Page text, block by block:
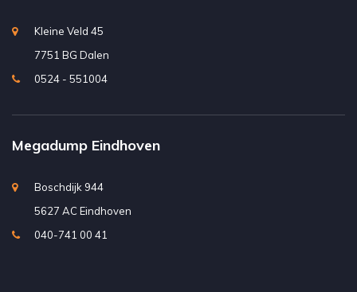
Kleine Veld 45
7751 BG Dalen
0524 - 551004
Megadump Eindhoven
Boschdijk 944
5627 AC Eindhoven
040-741 00 41